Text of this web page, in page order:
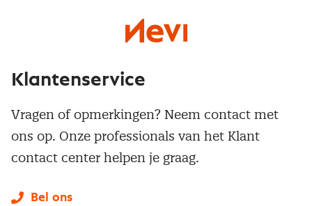
Klantenservice
Vragen of opmerkingen? Neem contact met
ons op. Onze professionals van het Klant
contact center helpen je graag.
Bel ons